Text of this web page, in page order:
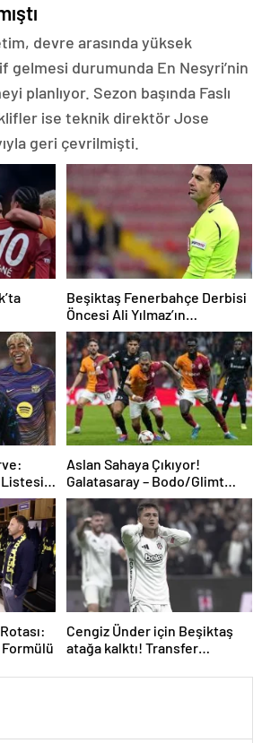
devre arasında yüksek
gelmesi durumunda En Nesyri’nin
planlıyor. Sezon başında Faslı
ise teknik direktör Jose
geri çevrilmişti.
Beşiktaş Fenerbahçe Derbisi
Öncesi Ali Yılmaz’ın
Performans Değerlendirmesi
Aslan Sahaya Çıkıyor!
Galatasaray – Bodo/Glimt
Maçı Öncesi Son Durum
Cengiz Ünder için Beşiktaş
atağa kalktı! Transfer